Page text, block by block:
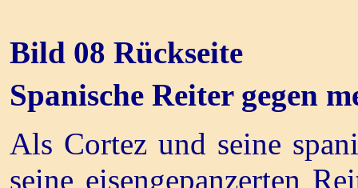
Bild 08 Rückseite
Spanische Reiter gegen
Als Cortez und seine
seine eisengepanzerten